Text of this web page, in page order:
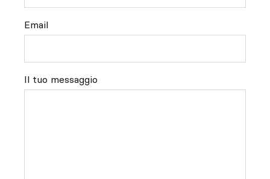
Email
Il tuo messaggio